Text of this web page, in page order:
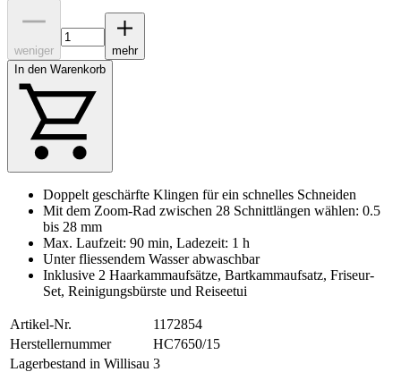
weniger
mehr
In den Warenkorb
Doppelt geschärfte Klingen für ein schnelles Schneiden
Mit dem Zoom-Rad zwischen 28 Schnittlängen wählen: 0.5
bis 28 mm
Max. Laufzeit: 90 min, Ladezeit: 1 h
Unter fliessendem Wasser abwaschbar
Inklusive 2 Haarkammaufsätze, Bartkammaufsatz, Friseur-
Set, Reinigungsbürste und Reiseetui
Artikel-Nr.
1172854
Herstellernummer
HC7650/15
Lagerbestand in Willisau 3